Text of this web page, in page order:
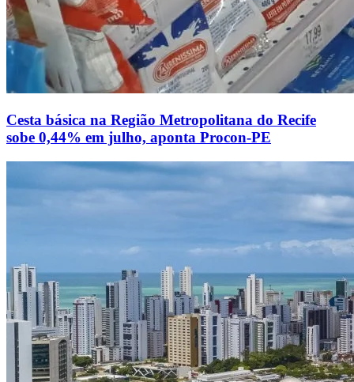
Cesta básica na Região Metropolitana do Recife
sobe 0,44% em julho, aponta Procon-PE